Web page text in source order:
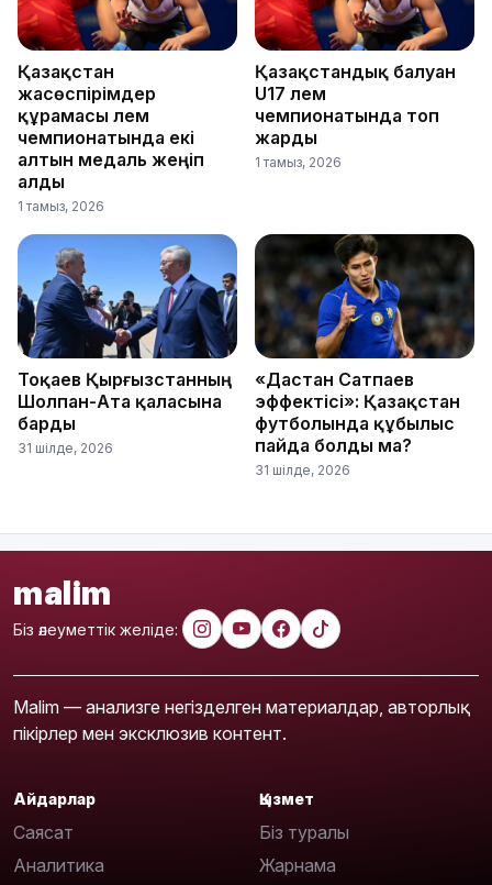
Қазақстан
жасөспірімдер
құрамасы әлем
чемпионатында екі
алтын медаль жеңіп
алды
1 тамыз, 2026
Қазақстандық балуан
U17 әлем
чемпионатында топ
жарды
1 тамыз, 2026
Тоқаев Қырғызстанның
Шолпан-Ата қаласына
барды
31 шілде, 2026
«Дастан Сатпаев
эффектісі»: Қазақстан
футболында құбылыс
пайда болды ма?
31 шілде, 2026
malim
Біз әлеуметтік желіде:
Malim — анализге негізделген материалдар, авторлық
пікірлер мен эксклюзив контент.
Айдарлар
Саясат
Аналитика
Қызмет
Біз туралы
Жарнама